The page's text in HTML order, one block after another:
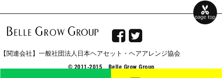
 
【関連会社】一般社団法人日本ヘアセット・ヘアアレンジ協会
© 2011-2015 Belle Grow Group